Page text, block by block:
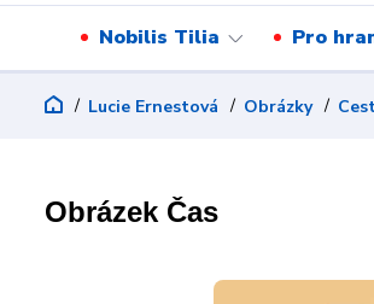
Nobilis Tilia Pro
Lucie Ernestová Obrázky
Obrázek Čas